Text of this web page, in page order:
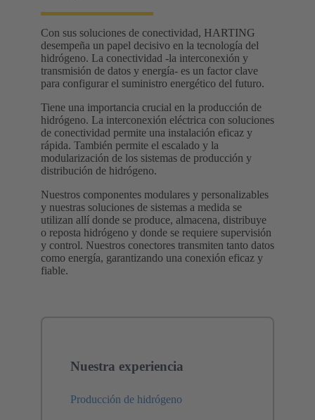
Con sus soluciones de conectividad, HARTING
desempeña un papel decisivo en la tecnología del
hidrógeno. La conectividad -la interconexión y
transmisión de datos y energía- es un factor clave
para configurar el suministro energético del futuro.
Tiene una importancia crucial en la producción de
hidrógeno. La interconexión eléctrica con soluciones
de conectividad permite una instalación eficaz y
rápida. También permite el escalado y la
modularización de los sistemas de producción y
distribución de hidrógeno.
Nuestros componentes modulares y personalizables
y nuestras soluciones de sistemas a medida se
utilizan allí donde se produce, almacena, distribuye
o reposta hidrógeno y donde se requiere supervisión
y control. Nuestros conectores transmiten tanto datos
como energía, garantizando una conexión eficaz y
fiable.
Nuestra experiencia
Producción de hidrógeno